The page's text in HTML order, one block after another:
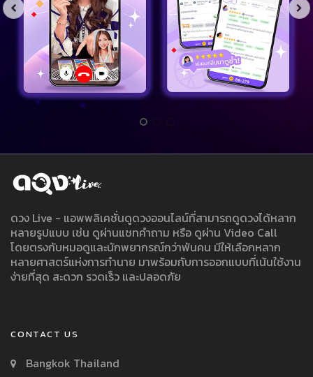
ดวง Live - แอพพลิเคชั่นดูดวงออนไลน์ที่สามารถดูดวงได้หลาก
หลายรูปแบบ เช่น ดูผ่านแชทคำถาม หรือ ดูผ่าน Video Call
โดยตรงกับหมอดูและนักพยากรณ์กว่าพันคน มีให้เลือกหลาก
หลายศาสตร์แห่งการทำนาย มาพร้อมกับการออกแบบที่เน้นใช้งาน
ง่ายที่สุด สะดวก รวดเร็ว และปลอดภัย
CONTACT US
Bangkok Thailand